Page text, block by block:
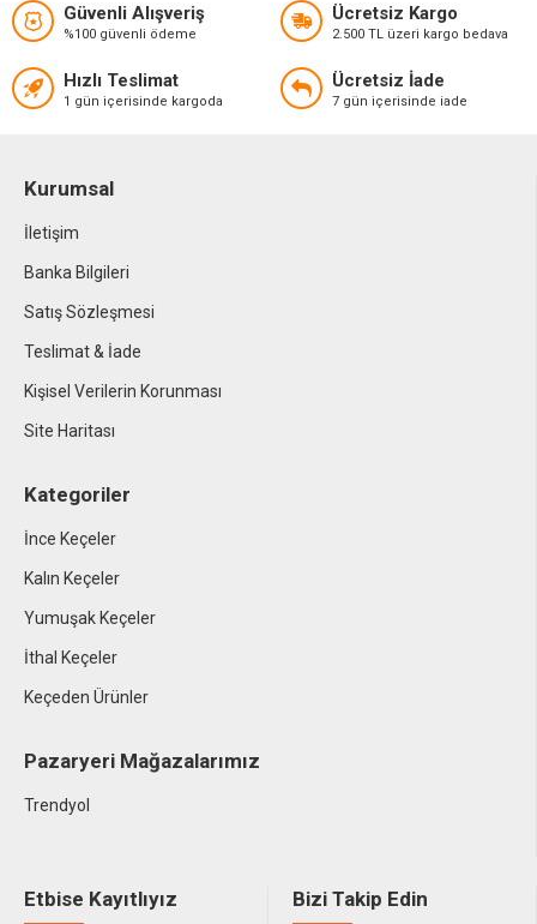
Güvenli Alışveriş
%100 güvenli ödeme
Ücretsiz Kargo
2.500 TL üzeri kargo bedava
Hızlı Teslimat
1 gün içerisinde kargoda
Ücretsiz İade
7 gün içerisinde iade
Kurumsal
İletişim
Banka Bilgileri
Satış Sözleşmesi
Teslimat & İade
Kişisel Verilerin Korunması
Site Haritası
Kategoriler
İnce Keçeler
Kalın Keçeler
Yumuşak Keçeler
İthal Keçeler
Keçeden Ürünler
Pazaryeri Mağazalarımız
Trendyol
Etbise Kayıtlıyız Bizi Takip Edin